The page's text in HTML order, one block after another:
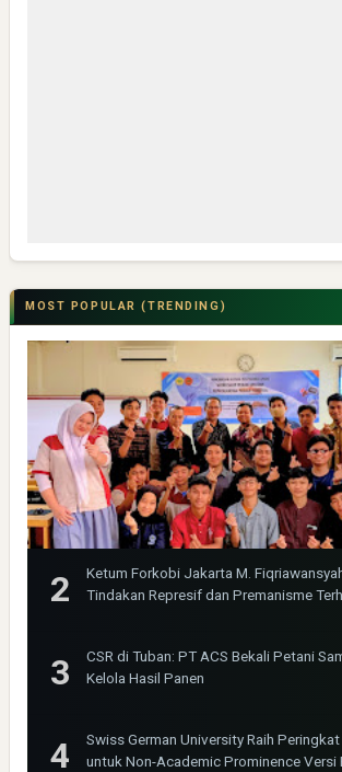
MOST POPULAR (TRENDING)
Ketum Forkobi Jakarta M.
Tindakan Represif dan Premanisme
CSR di Tuban: PT ACS Bekali Petani
Kelola Hasil Panen
Swiss German University Raih
untuk Non-Academic Prominence Versi